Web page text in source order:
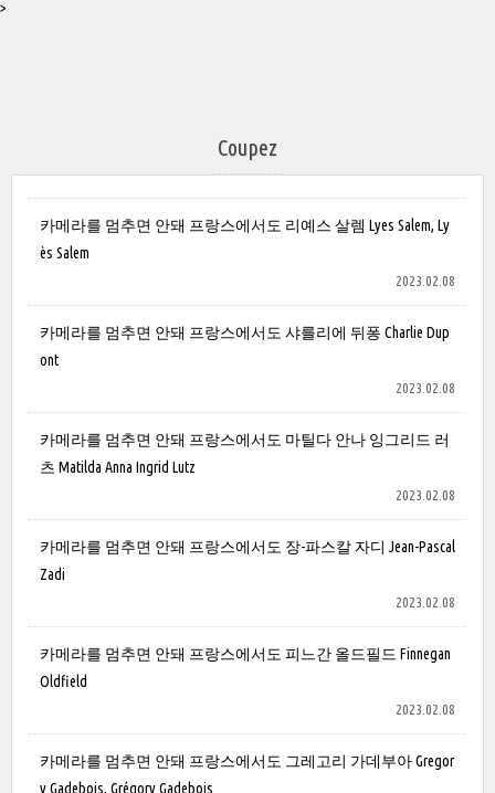
>
Coupez
카메라를 멈추면 안돼 프랑스에서도 리예스 살렘 Lyes Salem, Ly
ès Salem
2023.02.08
카메라를 멈추면 안돼 프랑스에서도 샤를리에 뒤퐁 Charlie Dup
ont
2023.02.08
카메라를 멈추면 안돼 프랑스에서도 마틸다 안나 잉그리드 러
츠 Matilda Anna Ingrid Lutz
2023.02.08
카메라를 멈추면 안돼 프랑스에서도 장-파스칼 자디 Jean-Pascal
Zadi
2023.02.08
카메라를 멈추면 안돼 프랑스에서도 피느간 올드필드 Finnegan
Oldfield
2023.02.08
카메라를 멈추면 안돼 프랑스에서도 그레고리 가데부아 Gregor
y Gadebois, Grégory Gadebois